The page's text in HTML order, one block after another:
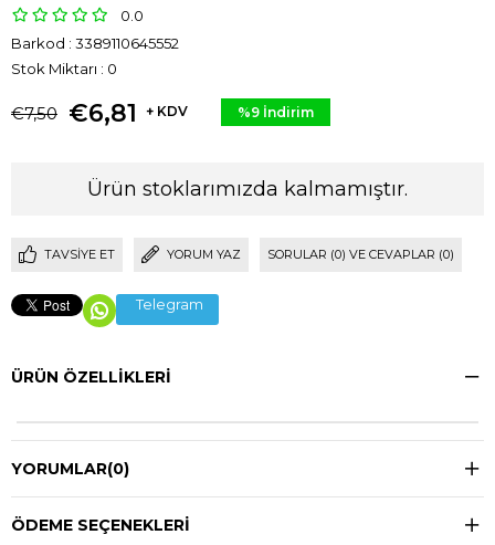
0.0
Barkod : 3389110645552
Stok Miktarı : 0
€7,50 €6,81 + KDV %9 İndirim
Ürün stoklarımızda kalmamıştır.
TAVSIYE ET YORUM YAZ SORULAR (0) VE CEVAPLAR (0)
Telegram
ÜRÜN ÖZELLIKLERI
YORUMLAR(0)
ÖDEME SEÇENEKLERI